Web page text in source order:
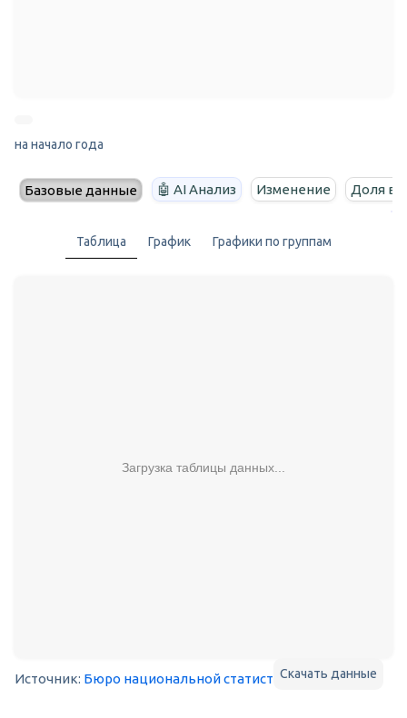
на начало года
Базовые данные 🤖 AI Анализ Изменение Доля в
Таблица График Графики по группам
Загрузка таблицы данных...
Скачать данные
Источник: Бюро национальной статистики Казахстана